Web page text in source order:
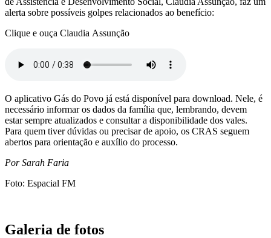
alerta sobre possíveis golpes relacionados ao benefício:
Clique e ouça Claudia Assunção
O aplicativo Gás do Povo já está disponível para download. Nele, é
necessário informar os dados da família que, lembrando, devem
estar sempre atualizados e consultar a disponibilidade dos vales.
Para quem tiver dúvidas ou precisar de apoio, os CRAS seguem
abertos para orientação e auxílio do processo.
Por Sarah Faria
Foto: Espacial FM
Galeria de fotos